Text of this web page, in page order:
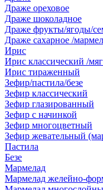
Драже ореховое
Драже шоколадное
Драже фрукты/ягоды/
Драже сахарное /
Ирис
Ирис классический /
Ирис тираженный
Зефир/пастила/безе
Зефир классический
Зефир глазированный
Зефир с начинкой
Зефир многоцветный
Зефир жевательный
Пастила
Безе
Мармелад
Мармелад желейно-